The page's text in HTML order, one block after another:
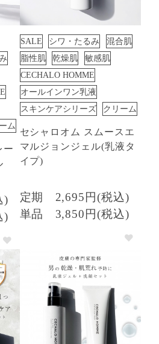
ム
ー
)
)
SALE シワ・たるみ
混合肌
脂性肌
乾燥肌
敏感肌
CECHALO HOMME
オールインワン乳液
スキンケアシリーズ
クリーム
セシャロオム スムースエ
マルジョンジェル(乳液タ
イプ)
定期
2,695円(税込)
単品
3,850円(税込)